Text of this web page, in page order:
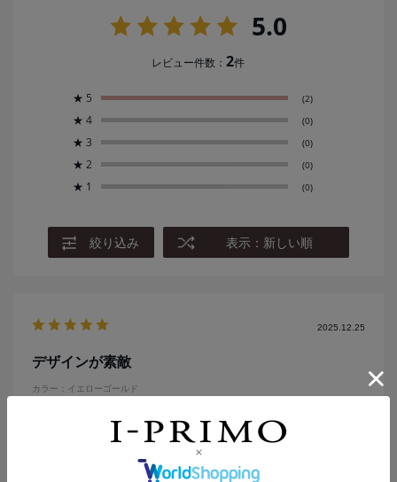
5.0
レビュー件数：2件
★ 5 (2)
★ 4 (0)
★ 3 (0)
★ 2 (0)
★ 1 (0)
絞り込み 表示：新しい順
2025.12.25
デザインが素敵
カラー：イエローゴールド
はな
年代: 女性 都道府県:
大阪府
購入商品の価格帯: